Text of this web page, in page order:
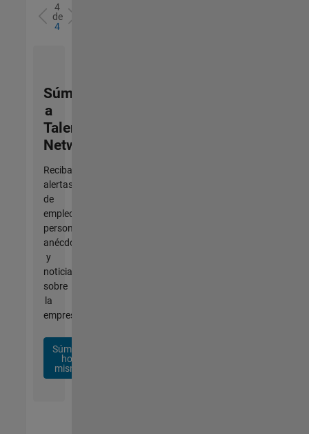
4
de
4
Súmese
a
Talent
Network
Reciba
alertas
de
empleo
personalizadas,
anécdotas
y
noticias
sobre
la
empresa.
Súmese
hoy
mismo